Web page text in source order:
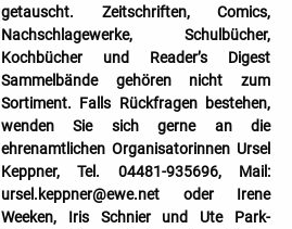
getauscht. Zeitschriften, Comics,
Nachschlagewerke, Schulbücher,
Kochbücher und Reader’s Digest
Sammelbände gehören nicht zum
Sortiment. Falls Rückfragen bestehen,
wenden Sie sich gerne an die
ehrenamtlichen Organisatorinnen Ursel
Keppner, Tel. 04481-935696, Mail:
ursel.keppner@ewe.net oder Irene
Weeken, Iris Schnier und Ute Park-